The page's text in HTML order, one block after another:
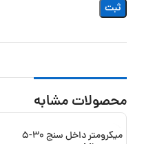
محصولات مشابه
میکرومتر داخل سنج 30-5